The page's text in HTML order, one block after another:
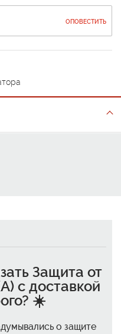
ОПОВЕСТИТЬ
Защита от
с доставкой
? ☀️
о защите